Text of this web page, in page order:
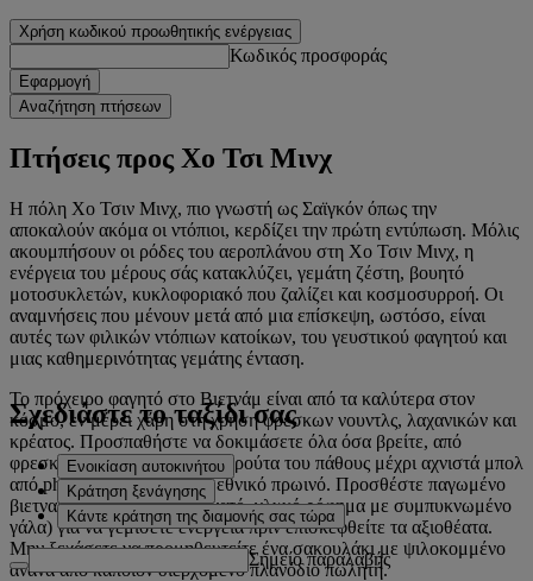
Χρήση κωδικού προωθητικής ενέργειας
Κωδικός προσφοράς
Εφαρμογή
Αναζήτηση πτήσεων
Πτήσεις προς Χο Τσι Μινχ
Η πόλη Χο Τσιν Μινχ, πιο γνωστή ως Σαϊγκόν όπως την
αποκαλούν ακόμα οι ντόπιοι, κερδίζει την πρώτη εντύπωση. Μόλις
ακουμπήσουν οι ρόδες του αεροπλάνου στη Χο Τσιν Μινχ, η
ενέργεια του μέρους σάς κατακλύζει, γεμάτη ζέστη, βουητό
μοτοσυκλετών, κυκλοφοριακό που ζαλίζει και κοσμοσυρροή. Οι
αναμνήσεις που μένουν μετά από μια επίσκεψη, ωστόσο, είναι
αυτές των φιλικών ντόπιων κατοίκων, του γευστικού φαγητού και
μιας καθημερινότητας γεμάτης ένταση.
Το πρόχειρο φαγητό στο Βιετνάμ είναι από τα καλύτερα στον
κόσμο, εν μέρει χάρη στη χρήση φρέσκων νουντλς, λαχανικών και
κρέατος. Προσπαθήστε να δοκιμάσετε όλα όσα βρείτε, από
φρεσκοστυμμένο χυμό από φρούτα του πάθους μέχρι αχνιστά μπολ
από pho που αποτελούν το εθνικό πρωινό. Προσθέστε παγωμένο
βιετναμέζικο καφέ (ένα δυνατό, γλυκό ρόφημα με συμπυκνωμένο
γάλα) για να γεμίσετε ενέργεια πριν επισκεφθείτε τα αξιοθέατα.
Μην ξεχάσετε να προμηθευτείτε ένα σακουλάκι με ψιλοκομμένο
ανανά από κάποιον διερχόμενο πλανόδιο πωλητή.
Σχεδιάστε το ταξίδι σας
Ενοικίαση αυτοκινήτου
Κράτηση ξενάγησης
Κάντε κράτηση της διαμονής σας τώρα
Σημείο παραλαβής